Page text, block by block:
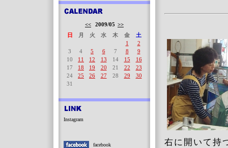
右に開いて持
<< 2009/05 >>
日
月 火 水 木 金
土
1
2
3
4 5 6 7 8
9
10
11 12 13 14 15
16
17
18 19 20 21 22
23
24
25 26 27 28 29
30
31
Instagram
facebook